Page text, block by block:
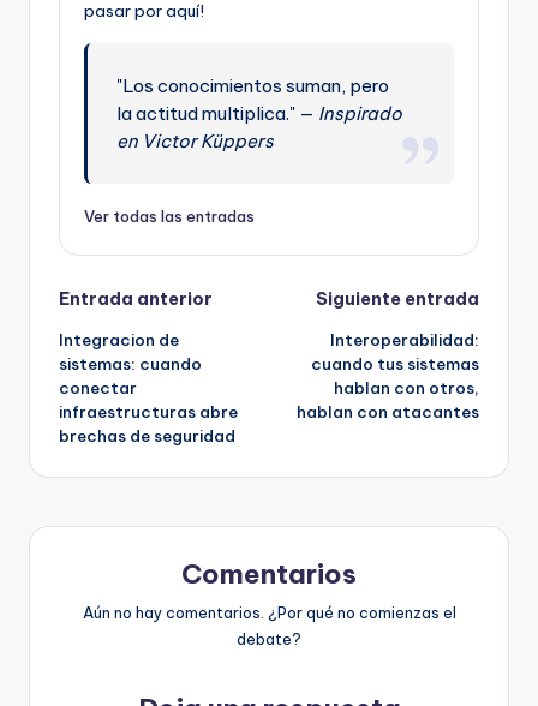
pasar por aquí!
"Los conocimientos suman, pero
la actitud multiplica." — Inspirado
en Victor Küppers
Ver todas las entradas
Navegación
de
entradas
Entrada anterior
Integracion de
sistemas: cuando
conectar
infraestructuras abre
brechas de seguridad
Siguiente entrada
Interoperabilidad:
cuando tus sistemas
hablan con otros,
hablan con atacantes
Comentarios
Aún no hay comentarios. ¿Por qué no comienzas el
debate?